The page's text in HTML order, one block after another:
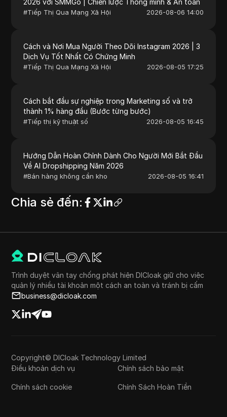
#Tiếp Thị Qua Mạng Xã Hội 2026-08-06 14:00
Cách và Nơi Mua Người Theo Dõi Instagram 2026 | 3
Dịch Vụ Tốt Nhất Có Chứng Minh
#Tiếp Thị Qua Mạng Xã Hội 2026-08-05 17:25
Cách bắt đầu sự nghiệp trong Marketing số và trở
thành 1% hàng đầu (Bước từng bước)
#Tiếp thị kỹ thuật số 2026-08-05 16:45
Hướng Dẫn Hoàn Chỉnh Dành Cho Người Mới Bắt Đầu
Về AI Dropshipping Năm 2026
#Bán hàng không cần kho 2026-08-05 16:41
Chia sẻ đến:
Trình duyệt vân tay chống phát hiện DICloak giữ cho việc
quản lý nhiều tài khoản một cách an toàn và tránh bị cấm
business@dicloak.com
Copyright© DICloak Technology Limited
Điều khoản dịch vụ
Chính sách bảo mật
Chính sách cookie Chính Sách Hoàn Tiền